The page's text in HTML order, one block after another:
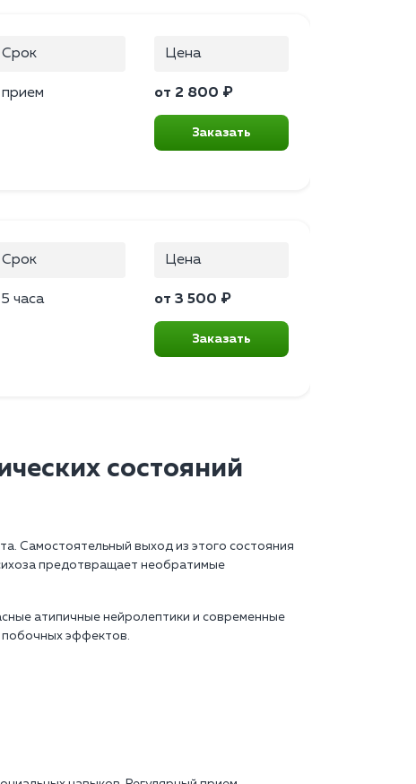
Срок
прием
Цена
от 2 800 ₽
Заказать
Срок
часа
Цена
от 3 500 ₽
Заказать
состояний
Самостоятельный выход из этого состояния
предотвращает необратимые
атипичные нейролептики и современные
побочных эффектов.